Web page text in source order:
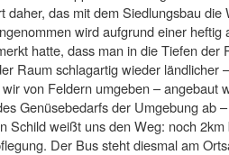
daher, das mit dem Siedlungsbau
wird aufgrund einer
hatte, dass man in die Tiefen
Raum schlagartig wieder ländlicher
von Feldern umgeben – angebaut
Genüsebedarfs der Umgebung ab
Schild weißt uns den Weg: noch
Der Bus steht diesmal am